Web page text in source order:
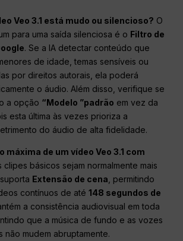
Veo 3.1 está mudo ou silencioso? O
para uma saída silenciosa é o Filtro de
. Se a IA detectar conteúdo que
de idade, temas sensíveis ou
por direitos autorais, ela poderá
o áudio. Além disso, verifique se
a opção “Modelo ”padrão em vez da
esta última às vezes prioriza a
do áudio de alta fidelidade.
máxima de um vídeo Veo 3.1 com
clipes básicos sejam normalmente mais
Extensão de cena , permitindo
contínuos de até148 segundos de
a consistência audiovisual em toda
que a música de fundo e as vozes
não mudem abruptamente.